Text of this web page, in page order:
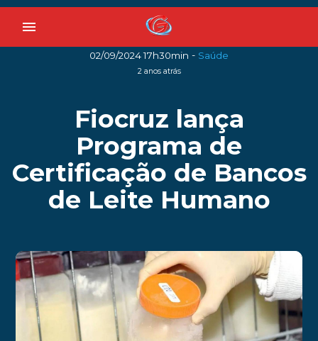
menu
02/09/2024 17h30min - Saúde
2 anos atrás
Fiocruz lança
Programa de
Certificação de Bancos
de Leite Humano